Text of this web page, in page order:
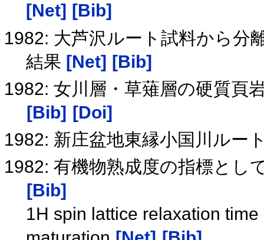
[Net] [Bib]
1982: 大芦沢ルート試料から分
結果 [Net] [Bib]
1982: 女川層・草薙層の硬質頁
[Bib] [Doi]
1982: 新庄盆地東縁小国川ルー
1982: 有機物熟成度の指標とし
[Bib]
1H spin lattice relaxation